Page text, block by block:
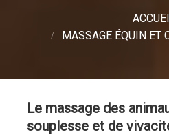
MASSAGE ÉQUIN ET
Le massage des
souplesse et de